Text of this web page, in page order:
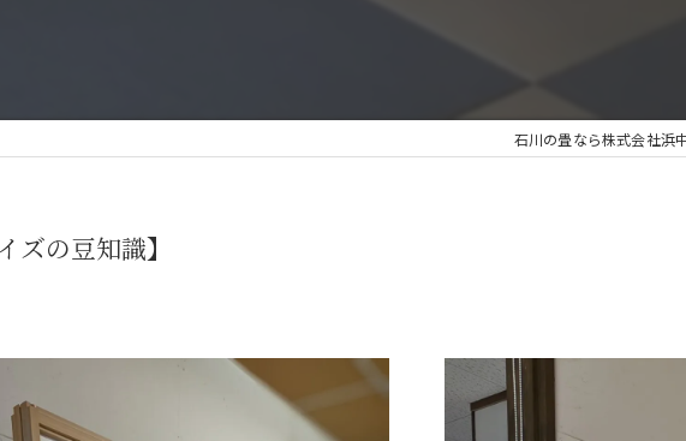
石川の畳なら株式会社浜
ズの豆知識】